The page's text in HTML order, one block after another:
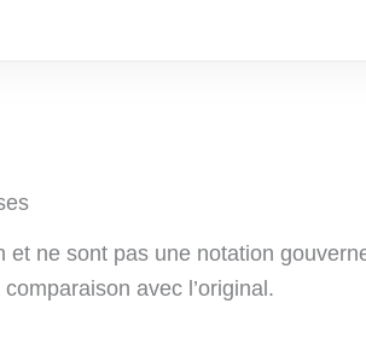
ne sont pas une notation
avec l’original.